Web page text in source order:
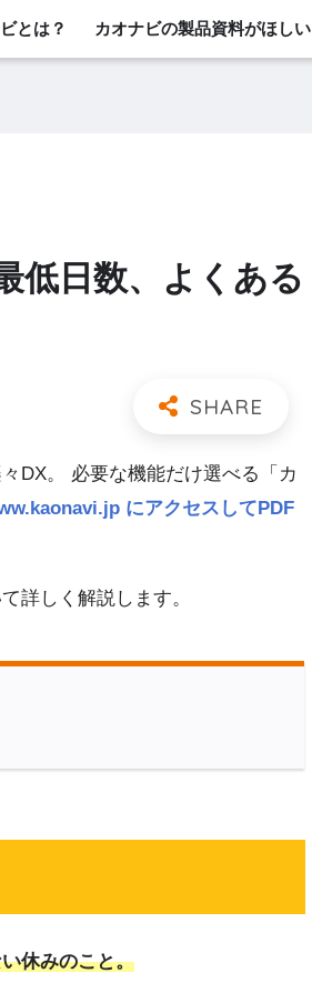
とは？ カオナビの製品資料がほしい
低日数、よくある
DX。 必要な機能だけ選べる「カ
にアクセスしてPDF
詳しく解説します。
休みのこと。